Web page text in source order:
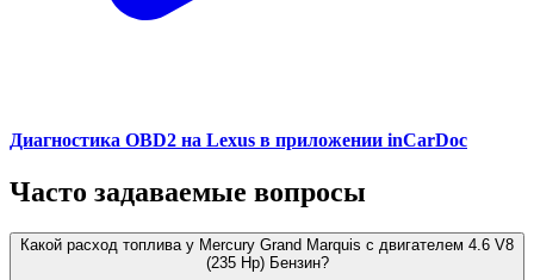
Диагностика OBD2 на Lexus в приложении inCarDoc
Часто задаваемые вопросы
Какой расход топлива у Mercury Grand Marquis с двигателем 4.6 V8
(235 Hp) Бензин?